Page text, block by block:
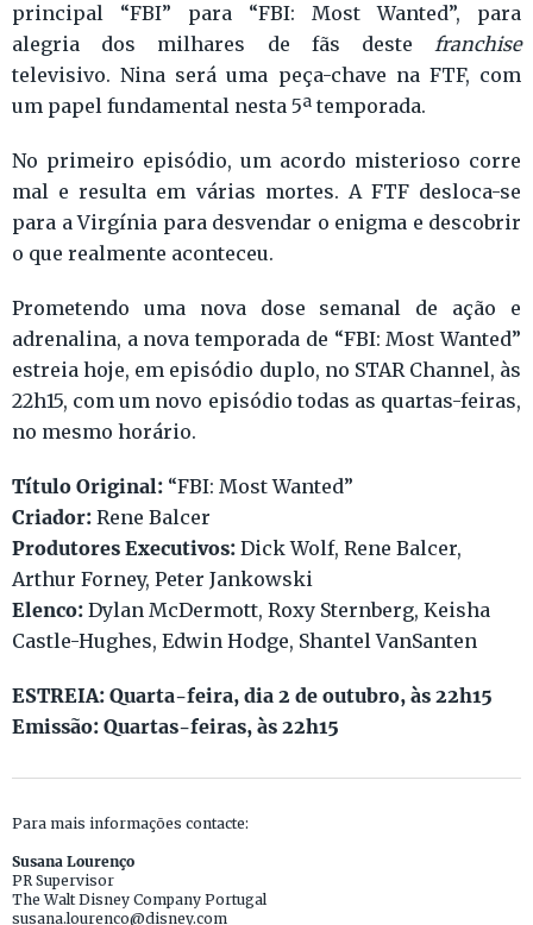
principal “FBI” para “FBI: Most Wanted”, para
alegria dos milhares de fãs deste franchise
televisivo. Nina será uma peça-chave na FTF, com
um papel fundamental nesta 5ª temporada.
No primeiro episódio, um acordo misterioso corre
mal e resulta em várias mortes. A FTF desloca-se
para a Virgínia para desvendar o enigma e descobrir
o que realmente aconteceu.
Prometendo uma nova dose semanal de ação e
adrenalina, a nova temporada de “FBI: Most Wanted”
estreia hoje, em episódio duplo, no STAR Channel, às
22h15, com um novo episódio todas as quartas-feiras,
no mesmo horário.
Título Original: “FBI: Most Wanted”
Criador: Rene Balcer
Produtores Executivos: Dick Wolf, Rene Balcer,
Arthur Forney, Peter Jankowski
Elenco: Dylan McDermott, Roxy Sternberg, Keisha
Castle-Hughes, Edwin Hodge, Shantel VanSanten
ESTREIA: Quarta-feira, dia 2 de outubro, às 22h15
Emissão: Quartas-feiras, às 22h15
Para mais informações contacte:
Susana Lourenço
PR Supervisor
The Walt Disney Company Portugal
susana.lourenco@disney.com